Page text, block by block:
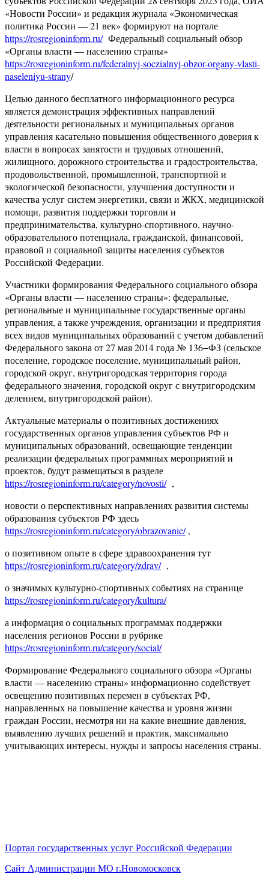
«Новости России» и редакция журнала «Экономическая
политика России — 21 век» формируют на портале
https://rosregioninform.ru/Федеральный социальный обзор
«Органы власти — населению страны»
https://rosregioninform.ru/federalnyj-soczialnyj-obzor-organy-vlasti-
naseleniyu-strany/
Целью данного бесплатного информационного ресурса
является демонстрация эффективных направлений
деятельности региональных и муниципальных органов
управления касательно повышения общественного доверия к
власти в вопросах занятости и трудовых отношений,
жилищного, дорожного строительства и градостроительства,
продовольственной, промышленной, транспортной и
экологической безопасности, улучшения доступности и
качества услуг систем энергетики, связи и ЖКХ, медицинской
помощи, развития поддержки торговли и
предпринимательства, культурно-спортивного, научно-
образовательного потенциала, гражданской, финансовой,
правовой и социальной защиты населения субъектов
Российской Федерации.
Участники формирования Федерального социального обзора
«Органы власти — населению страны»: федеральные,
региональные и муниципальные государственные органы
управления, а также учреждения, организации и предприятия
всех видов муниципальных образований с учетом добавлений
Федерального закона от 27 мая 2014 года № 136−ФЗ (сельское
поселение, городское поселение, муниципальный район,
городской округ, внутригородская территория города
федерального значения, городской округ с внутригородским
делением, внутригородской район).
Актуальные материалы о позитивных достижениях
государственных органов управления субъектов РФ и
муниципальных образований, освещающие тенденции
реализации федеральных программных мероприятий и
проектов, будут размещаться в разделе
https://rosregioninform.ru/category/novosti/,
новости о перспективных направлениях развития системы
образования субъектов РФ здесь
https://rosregioninform.ru/category/obrazovanie/,
о позитивном опыте в сфере здравоохранения тут
https://rosregioninform.ru/category/zdrav/,
о значимых культурно-спортивных событиях на странице
https://rosregioninform.ru/category/kultura/
а информация о социальных программах поддержки
населения регионов России в рубрике
https://rosregioninform.ru/category/social/
Формирование Федерального социального обзора «Органы
власти — населению страны» информационно содействует
освещению позитивных перемен в субъектах РФ,
направленных на повышение качества и уровня жизни
граждан России, несмотря ни на какие внешние давления,
выявлению лучших решений и практик, максимально
учитывающих интересы, нужды и запросы населения страны.
Портал государственных услуг Российской Федерации
Сайт Администрации МО г.Новомосковск